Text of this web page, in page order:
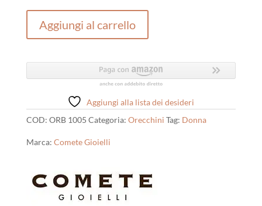
Donna
quantità
Aggiungi al carrello
Aggiungi alla lista dei desideri
COD: ORB 1005 Categoria: Orecchini Tag: Donna
Marca: Comete Gioielli